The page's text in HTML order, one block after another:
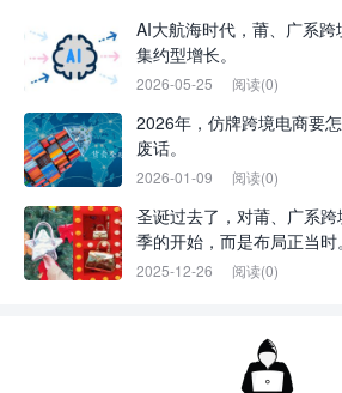
AI大航海时代，莆、广系
集约型增长。
2026-05-25 阅读(0)
2026年，仿牌跨境电商要
废话。
2026-01-09 阅读(0)
圣诞过去了，对莆、广系
季的开始，而是布局正当时。
2025-12-26 阅读(0)